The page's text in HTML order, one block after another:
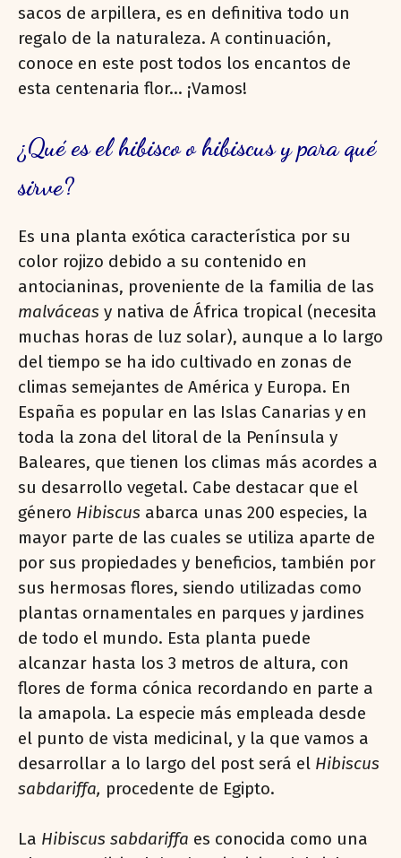
sacos de arpillera, es en definitiva todo un
regalo de la naturaleza. A continuación,
conoce en este post todos los encantos de
esta centenaria flor… ¡Vamos!
¿Qué es el hibisco o hibiscus y para qué
sirve?
Es una planta exótica característica por su
color rojizo debido a su contenido en
antocianinas, proveniente de la familia de las
malváceas y nativa de África tropical (necesita
muchas horas de luz solar), aunque a lo largo
del tiempo se ha ido cultivado en zonas de
climas semejantes de América y Europa. En
España es popular en las Islas Canarias y en
toda la zona del litoral de la Península y
Baleares, que tienen los climas más acordes a
su desarrollo vegetal. Cabe destacar que el
género Hibiscus abarca unas 200 especies, la
mayor parte de las cuales se utiliza aparte de
por sus propiedades y beneficios, también por
sus hermosas flores, siendo utilizadas como
plantas ornamentales en parques y jardines
de todo el mundo. Esta planta puede
alcanzar hasta los 3 metros de altura, con
flores de forma cónica recordando en parte a
la amapola. La especie más empleada desde
el punto de vista medicinal, y la que vamos a
desarrollar a lo largo del post será el Hibiscus
sabdariffa, procedente de Egipto.
La Hibiscus sabdariffa es conocida como una